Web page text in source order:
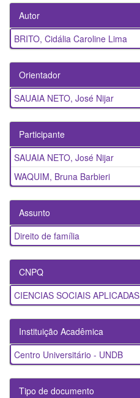
Autor
BRITO, Cidália Caroline Lima
Orientador
SAUAIA NETO, José Nijar
Participante
SAUAIA NETO, José Nijar
WAQUIM, Bruna Barbieri
Assunto
Direito de família
CNPQ
CIENCIAS SOCIAIS APLICADAS
Instituição Acadêmica
Centro Universitário - UNDB
Tipo de documento